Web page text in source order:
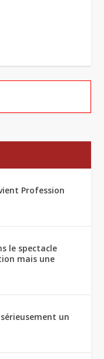
Profession
le spectacle
mais une
un